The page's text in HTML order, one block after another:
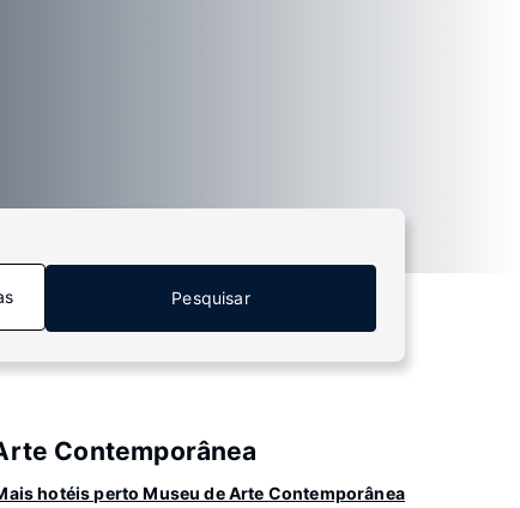
Pesquisar
Contemporânea
hotéis perto Museu de Arte Contemporânea